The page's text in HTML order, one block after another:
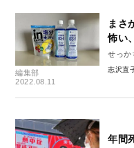
編集部
2022.08.11
まさ
怖い
せっ
志沢直
年間